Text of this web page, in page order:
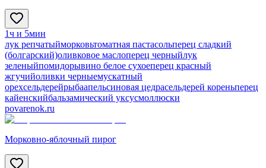
1ч и 5мин
лук репчатыйморковьтоматная пастасольперец сладкий
(болгарский)оливковое маслоперец черныйлук
зеленыйпомидорывино белое сухоеперец красный
жгучийоливки черныемускатный
орехсельдерейрыбаапельсиновая цедрасельдерей кореньперец
кайенскийбальзамический уксусмоллюски
povarenok.ru
Морковно-яблочный пирог